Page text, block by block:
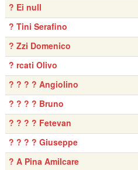
? Ei null
? Tini Serafino
? Zzi Domenico
? rcati Olivo
? ? ? ? Angiolino
? ? ? ? Bruno
? ? ? ? Fetevan
? ? ? ? Giuseppe
? A Pina Amilcare